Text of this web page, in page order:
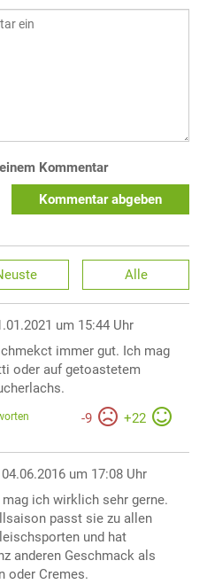
Kommentar
Kommentar abgeben
Alle
um 15:44 Uhr
immer gut. Ich mag
oder auf getoastetem
-9 +22
um 17:08 Uhr
ich wirklich sehr gerne.
passt sie zu allen
und hat
anderen Geschmack als
oder Cremes.